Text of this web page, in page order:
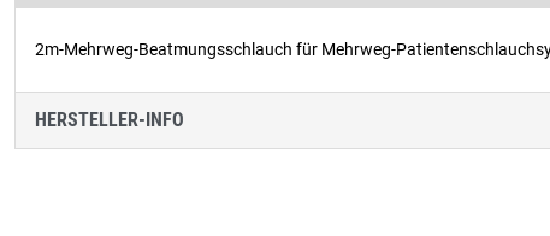
2m-Mehrweg-Beatmungsschlauch für Mehrweg-
HERSTELLER-INFO